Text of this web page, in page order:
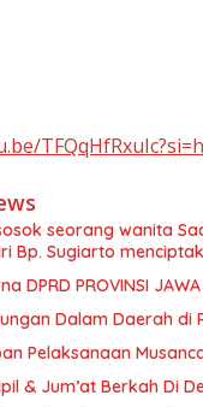
seorang wanita
Bp. Sugiarto
DPRD PROVINSI JAWA
Dalam Daerah di
Pelaksanaan
& Jum’at Berkah Di